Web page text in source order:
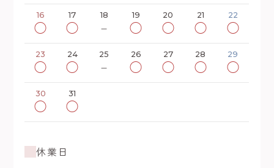
16
◯
17
◯
18
－
19
◯
20
◯
21
◯
22
◯
23
◯
24
◯
25
－
26
◯
27
◯
28
◯
29
◯
30
◯
31
◯
休業日